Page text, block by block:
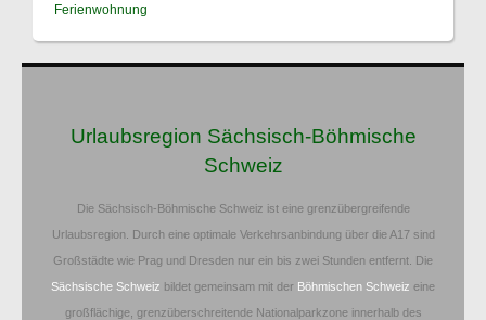
Ferienwohnung
Urlaubsregion Sächsisch-Böhmische
Schweiz
Die Sächsisch-Böhmische Schweiz ist eine grenzübergreifende
Urlaubsregion. Durch eine optimale Verkehrsanbindung über die A17 sind
Großstädte wie Prag und Dresden nur ein bis zwei Stunden entfernt. Die
Sächsische Schweiz bildet gemeinsam mit der Böhmischen Schweiz eine
großflächige, grenzüberschreitende Nationalparkzone innerhalb des